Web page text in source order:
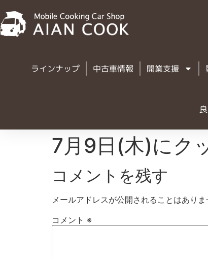
ラインナップ 中古車情報 開業支援
7月9日(木)にク
コメントを残す
メールアドレスが公開されることはありま
コメント ※